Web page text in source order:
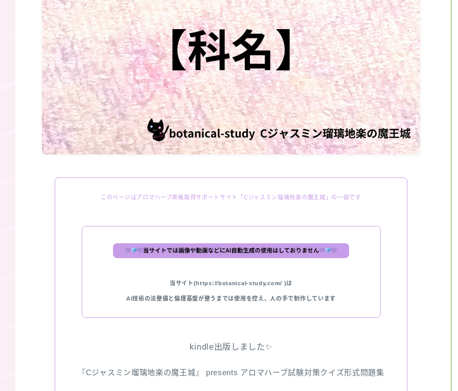
このページはアロマハーブ資格取得サポートサイト「Cジャスミン瑠璃地楽の魔王城」の一部です
当サイト(https://botanical-study.com/ )は
AI技術の法整備と倫理基盤が整うまでは使用を控え、人の手で制作しています
kindle出版しました✨
『Cジャスミン瑠璃地楽の魔王城』 presents アロマハーブ試験対策クイズ形式問題集